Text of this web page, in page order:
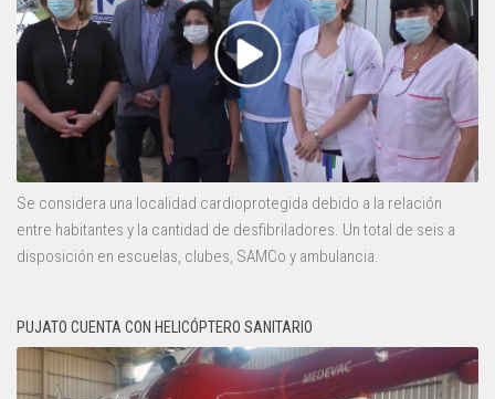
Se considera una localidad cardioprotegida debido a la relación
entre habitantes y la cantidad de desfibriladores. Un total de seis a
disposición en escuelas, clubes, SAMCo y ambulancia.
PUJATO CUENTA CON HELICÓPTERO SANITARIO